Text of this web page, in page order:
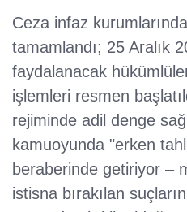
Ceza infaz
tamamlandı; 25 Aralık
faydalanacak
işlemleri resmen
rejiminde adil denge
kamuoyunda "erken
beraberinde getiriyor –
istisna bırakılan